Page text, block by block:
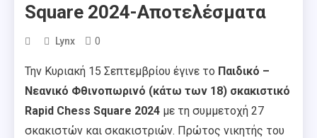
Square 2024-Αποτελέσματα
Lynx 0
Την Κυριακή 15 Σεπτεμβρίου έγινε το Παιδικό –
Νεανικό Φθινοπωρινό (κάτω των 18) σκακιστικό
Rapid Chess Square 2024 με τη συμμετοχή 27
σκακιστών και σκακιστριών. Πρώτος νικητής του